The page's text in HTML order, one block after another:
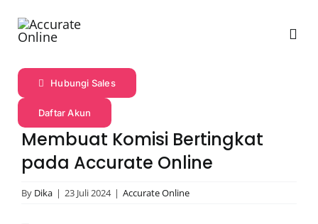
Produk
Hubungi Sales
Daftar Akun
Membuat Komisi Bertingkat
pada Accurate Online
By Dika | 23 Juli 2024 | Accurate Online